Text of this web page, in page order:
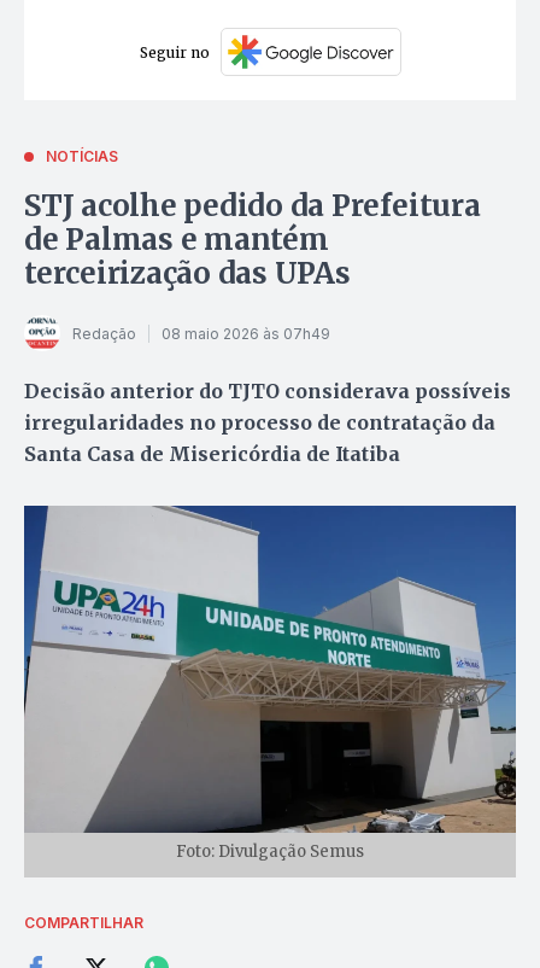
Seguir no
NOTÍCIAS
STJ acolhe pedido da Prefeitura
de Palmas e mantém
terceirização das UPAs
Redação 08 maio 2026 às 07h49
Decisão anterior do TJTO considerava possíveis
irregularidades no processo de contratação da
Santa Casa de Misericórdia de Itatiba
Foto: Divulgação Semus
COMPARTILHAR